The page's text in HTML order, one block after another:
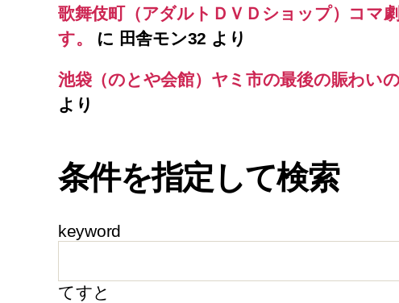
歌舞伎町（アダルトＤＶＤショップ）コマ
す。
に 田舎モン32 より
池袋（のとや会館）ヤミ市の最後の賑わいの
より
条件を指定して検索
keyword
てすと